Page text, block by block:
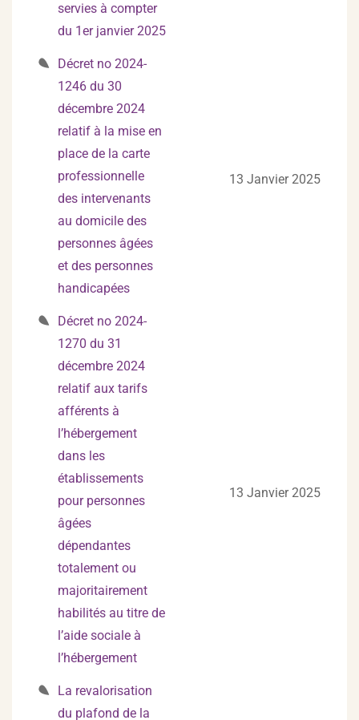
servies à compter
du 1er janvier 2025
Décret no 2024-
1246 du 30
décembre 2024
relatif à la mise en
place de la carte
professionnelle
des intervenants
au domicile des
personnes âgées
et des personnes
handicapées
13 Janvier 2025
Décret no 2024-
1270 du 31
décembre 2024
relatif aux tarifs
afférents à
l’hébergement
dans les
établissements
pour personnes
âgées
dépendantes
totalement ou
majoritairement
habilités au titre de
l’aide sociale à
l’hébergement
13 Janvier 2025
La revalorisation
du plafond de la